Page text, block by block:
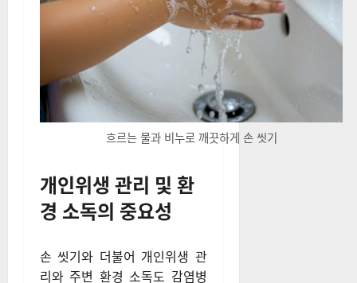
흐르는 물과 비누로 깨끗하게 손 씻기
개인위생 관리 및 환
경 소독의 중요성
손 씻기와 더불어 개인위생 관
리와 주변 환경 소독도 감염병